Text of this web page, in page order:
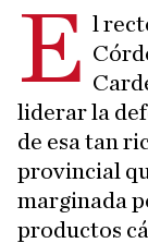
E l
liderar la
de esa tan
provincial
marginada
productos